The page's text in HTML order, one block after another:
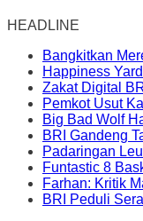
HEADLINE
Bangkitkan
Happiness
Zakat Digital
Pemkot Usut
Big Bad Wolf
BRI Gandeng
Padaringan
Funtastic 8
Farhan: Kritik
BRI Peduli